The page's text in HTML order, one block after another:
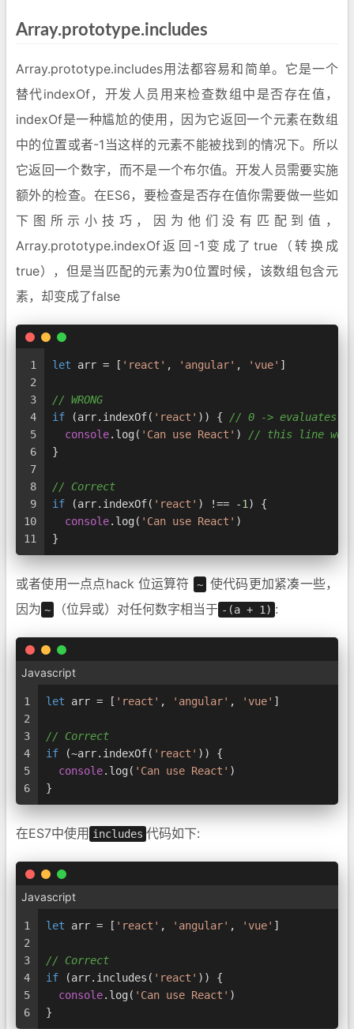
Array.prototype.includes
Array.prototype.includes用法都容易和简单。它是一个
替代indexOf，开发人员用来检查数组中是否存在值，
indexOf是一种尴尬的使用，因为它返回一个元素在数组
中的位置或者-1当这样的元素不能被找到的情况下。所以
它返回一个数字，而不是一个布尔值。开发人员需要实施
额外的检查。在ES6，要检查是否存在值你需要做一些如
下图所示小技巧，因为他们没有匹配到值，
Array.prototype.indexOf返回-1变成了true（转换成
true），但是当匹配的元素为0位置时候，该数组包含元
素，却变成了false
1
2
3
4
5
6
7
8
9
10
11
let arr = [ 'react' , 'angular' , 'vue' ]
// WRONG
if (arr. indexOf( 'react' )) { // 0 -> evaluates
console. log( 'Can use React' ) // this line
}
// Correct
if (arr. indexOf( 'react' ) !== -1 ) {
console. log( 'Can use React' )
}
或者使用一点点hack 位运算符 ~ 使代码更加紧凑一些，
因为 ~ （位异或）对任何数字相当于 -(a + 1) :
Javascript
1
2
3
4
5
6
let arr = [ 'react' , 'angular' , 'vue' ]
// Correct
if (~arr. indexOf( 'react' )) {
console. log( 'Can use React' )
}
在ES7中使用 includes 代码如下:
Javascript
1
2
3
4
5
6
let arr = [ 'react' , 'angular' , 'vue' ]
// Correct
if (arr. includes ( 'react' )) {
console. log( 'Can use React' )
}